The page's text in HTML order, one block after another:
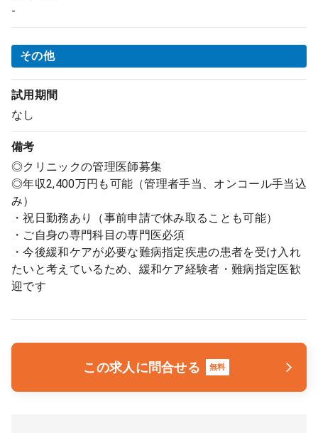
-
その他
試用期間
なし
備考
◎クリニックの管理医師募集
◎年収2,400万円も可能（管理者手当、オンコール手当込
み）
・祝日勤務あり（事前申請で休み取ることも可能）
・ご自身の専門科目の専門医必須
・今後緩和ケアが必要な難病指定疾患の患者を受け入れ
たいと考えているため、緩和ケア経験者・難病指定医歓
迎です
この求人に問合せる 無料